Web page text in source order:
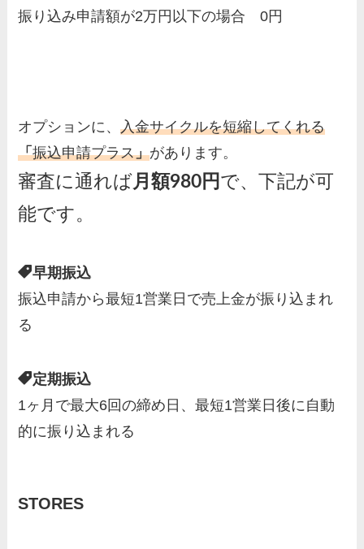
振り込み申請額が2万円以下の場合 0円
オプションに、入金サイクルを短縮してくれる
「振込申請プラス」があります。
審査に通れば 月額980円 で、下記が可
能です。
早期振込
振込申請から最短1営業日で売上金が振り込まれ
る
定期振込
1ヶ月で最大6回の締め日、最短1営業日後に自動
的に振り込まれる
STORES